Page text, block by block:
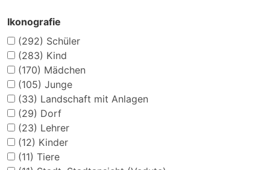
Ikonografie
(292) Schüler
(283) Kind
(170) Mädchen
(105) Junge
(33) Landschaft mit Anlagen
(29) Dorf
(23) Lehrer
(12) Kinder
(11) Tiere